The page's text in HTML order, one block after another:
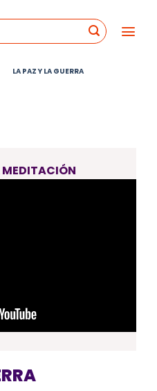
LA PAZ Y LA GUERRA
MEDITACIÓN